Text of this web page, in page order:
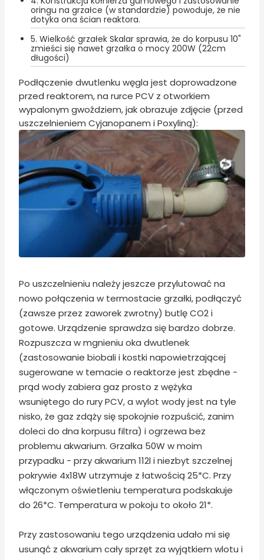
oringu na grzałce (w standardzie) powoduje, że nie
dotyka ona ścian reaktora.
5. Wielkość grzałek Skalar sprawia, że do korpusu 10"
zmieści się nawet grzałka o mocy 200W (22cm
długości)
Podłączenie dwutlenku węgla jest doprowadzone
przed reaktorem, na rurce PCV z otworkiem
wypalonym gwoździem, jak obrazuje zdjęcie (przed
uszczelnieniem Cyjanopanem i Poxyliną):
Po uszczelnieniu należy jeszcze przylutować na
nowo połączenia w termostacie grzałki, podłączyć
(zawsze przez zaworek zwrotny) butlę CO2 i
gotowe. Urządzenie sprawdza się bardzo dobrze.
Rozpuszcza w mgnieniu oka dwutlenek
(zastosowanie biobali i kostki napowietrzającej
sugerowane w temacie o reaktorze jest zbędne -
prąd wody zabiera gaz prosto z wężyka
wsuniętego do rury PCV, a wylot wody jest na tyle
nisko, że gaz zdąży się spokojnie rozpuścić, zanim
doleci do dna korpusu filtra) i ogrzewa bez
problemu akwarium. Grzałka 50W w moim
przypadku - przy akwarium 112l i niezbyt szczelnej
pokrywie 4x18W utrzymuje z łatwością 25*C. Przy
włączonym oświetleniu temperatura podskakuje
do 26*C. Temperatura w pokoju to około 21*.
Przy zastosowaniu tego urządzenia udało mi się
usunąć z akwarium cały sprzęt za wyjątkiem wlotu i